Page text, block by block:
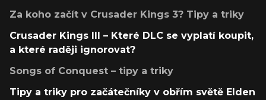
Za koho začít v Crusader Kings 3? Tipy a triky
Crusader Kings III – Které DLC se vyplatí koupit,
a které raději ignorovat?
Songs of Conquest – tipy a triky
Tipy a triky pro začátečníky v obřím světě Elden